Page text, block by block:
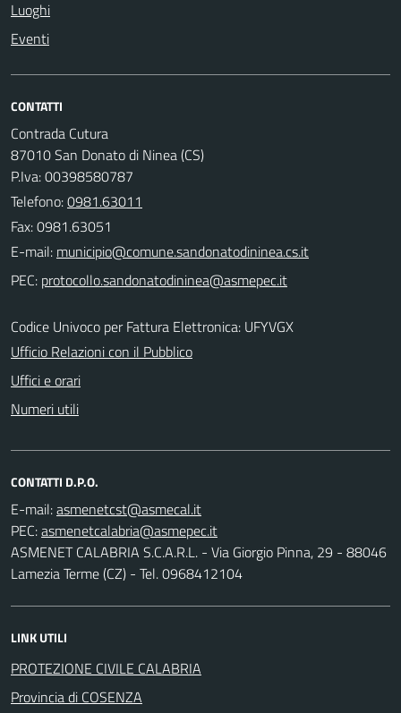
Luoghi
Eventi
CONTATTI
Contrada Cutura
87010 San Donato di Ninea (CS)
P.Iva: 00398580787
Telefono:0981.63011
Fax: 0981.63051
E-mail:
PEC:
Codice Univoco per Fattura Elettronica: UFYVGX
Ufficio Relazioni con il Pubblico
Uffici e orari
Numeri utili
CONTATTI D.P.O.
E-mail:
PEC:
ASMENET CALABRIA S.C.A.R.L. - Via Giorgio Pinna, 29 - 88046
Lamezia Terme (CZ) - Tel. 0968412104
LINK UTILI
PROTEZIONE CIVILE CALABRIA
Provincia di COSENZA